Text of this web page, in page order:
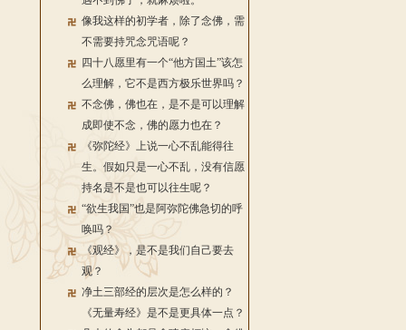
像我这样的初学者，除了念佛，需
不需要持咒念咒语呢？
四十八愿里有一个“他方国土”该怎
么理解，它不是西方极乐世界吗？
不念佛，佛也在，是不是可以理解
成即使不念，佛的愿力也在？
《弥陀经》上说一心不乱能得往
生。假如只是一心不乱，没有信愿
持名是不是也可以往生呢？
“欲生我国”也是阿弥陀佛急切的呼
唤吗？
《观经》，是不是我们自己要去
观？
净土三部经的层次是怎么样的？
《无量寿经》是不是更具体一点？